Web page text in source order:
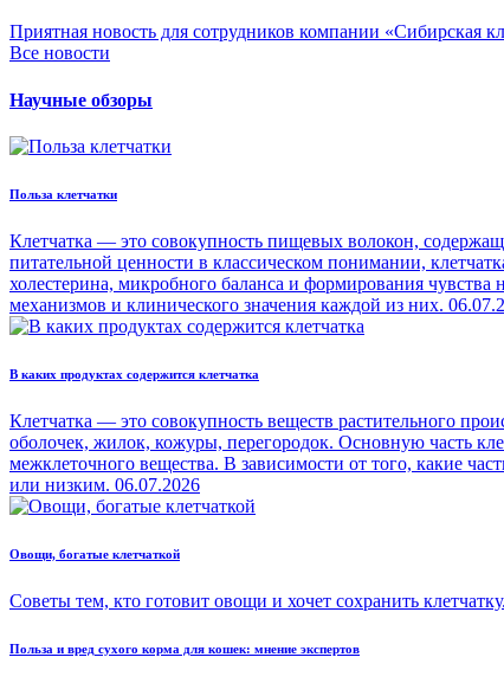
Приятная новость для сотрудников компании «Сибирская
Все новости
Научные обзоры
Польза клетчатки
Клетчатка — это совокупность пищевых волокон,
питательной ценности в классическом понимании,
холестерина, микробного баланса и формирования
механизмов и клинического значения каждой из них.
В каких продуктах содержится клетчатка
Клетчатка — это совокупность веществ растительного
оболочек, жилок, кожуры, перегородок. Основную часть
межклеточного вещества. В зависимости от того, какие
или низким. 06.07.2026
Овощи, богатые клетчаткой
Советы тем, кто готовит овощи и хочет сохранить клетчатку.
Польза и вред сухого корма для кошек: мнение экспертов